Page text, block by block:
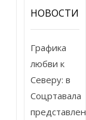
НОВОСТИ
Графика
любви к
Северу: в
Соцртавала